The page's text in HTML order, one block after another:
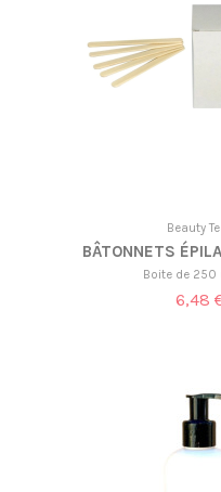
Beauty
BÂTONNETS
Boite de 250
6,48